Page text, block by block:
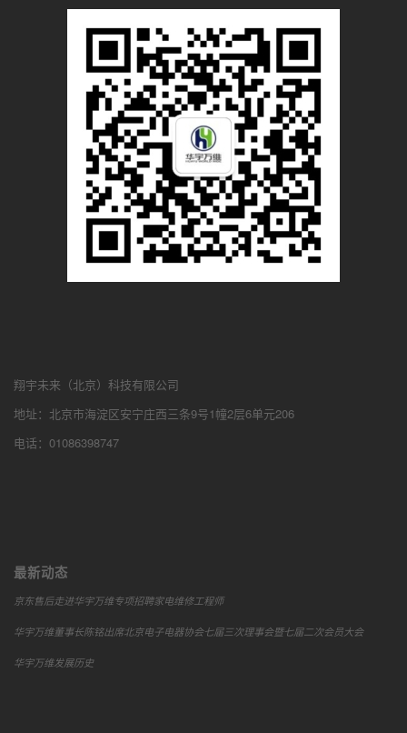
翔宇未来（北京）科技有限公司
地址：北京市海淀区安宁庄西三条9号1幢2层6单元206
电话：01086398747
最新动态
京东售后走进华宇万维专项招聘家电维修工程师
华宇万维董事长陈铭出席北京电子电器协会七届三次理事会暨七届二次会员大会
华宇万维发展历史